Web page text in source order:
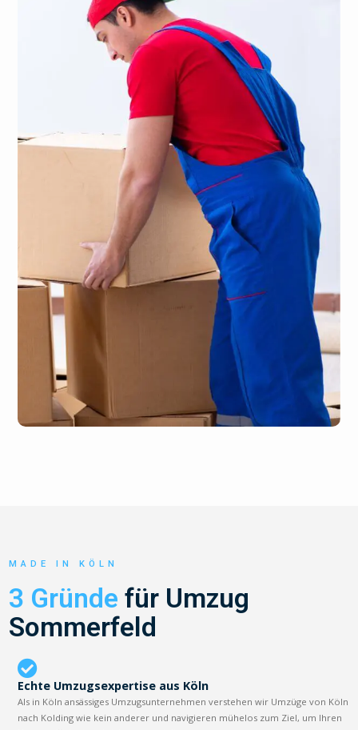
MADE IN KÖLN
3 Gründe für Umzug
Sommerfeld
Echte Umzugsexpertise aus Köln
Als in Köln ansässiges Umzugsunternehmen verstehen wir Umzüge von Köln
nach Kolding wie kein anderer und navigieren mühelos zum Ziel, um Ihren